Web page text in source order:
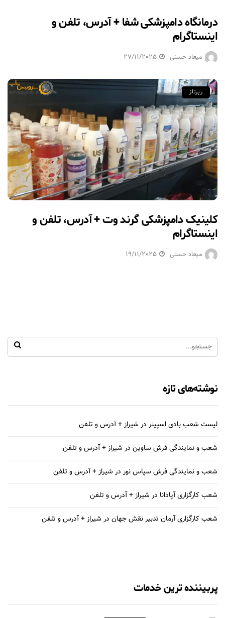
درمانگاه دامپزشکی شفا + آدرس، تلفن و
اینستاگرام
میعاد حسنی 27/11/2025
رپرتاژ
کلینیک دامپزشکی گرند وت + آدرس، تلفن و
اینستاگرام
میعاد حسنی 19/11/2025
نوشته‌های تازه
لیست شعب بادی اسپینر در شیراز + آدرس و تلفن
شعب و نمایندگی فرش ساوین در شیراز + آدرس و تلفن
شعب و نمایندگی فرش سپاس نور در شیراز + آدرس و تلفن
شعب کارگزاری آپادانا در شیراز + آدرس و تلفن
شعب کارگزاری آرمان تدبیر نقش جهان در شیراز + آدرس و تلفن
پربیننده ترین خدمات